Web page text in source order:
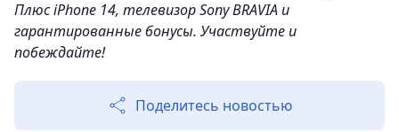
Плюс iPhone 14, телевизор Sony BRAVIA и
гарантированные бонусы. Участвуйте и
побеждайте!
Поделитесь новостью